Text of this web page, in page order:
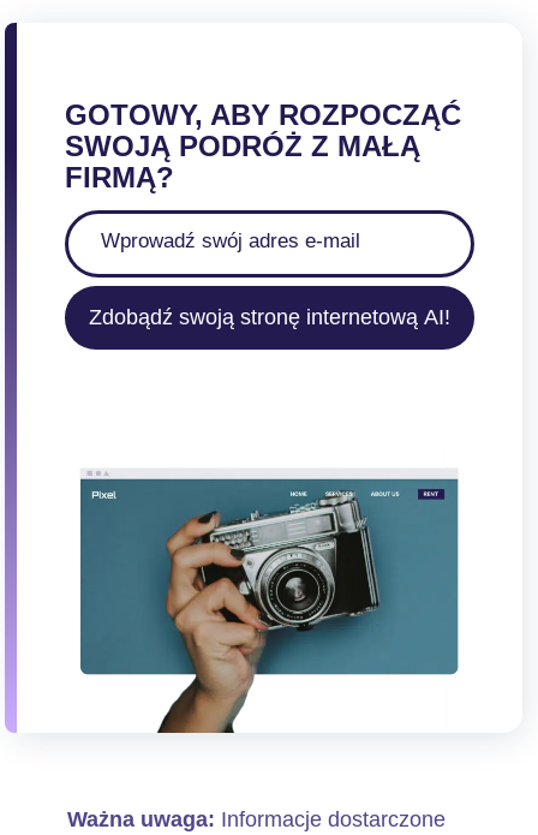
GOTOWY, ABY ROZPOCZĄĆ
SWOJĄ PODRÓŻ Z MAŁĄ
FIRMĄ?
Zdobądź swoją stronę internetową AI!
Ważna uwaga: Informacje dostarczone